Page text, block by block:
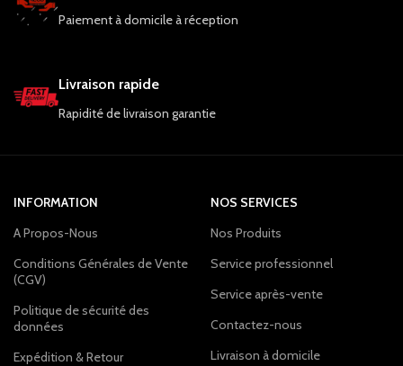
Paiement à domicile à réception
Livraison rapide
Rapidité de livraison garantie
INFORMATION
A Propos-Nous
Conditions Générales de Vente
(CGV)
Politique de sécurité des
données
Expédition & Retour
NOS SERVICES
Nos Produits
Service professionnel
Service après-vente
Contactez-nous
Livraison à domicile